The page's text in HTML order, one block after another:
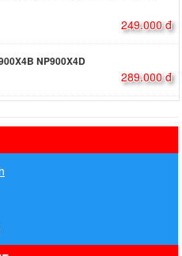
249.000 đ
NP900X4D
289.000 đ